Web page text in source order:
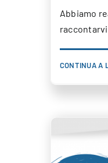
Abbiamo
CONTINUA A